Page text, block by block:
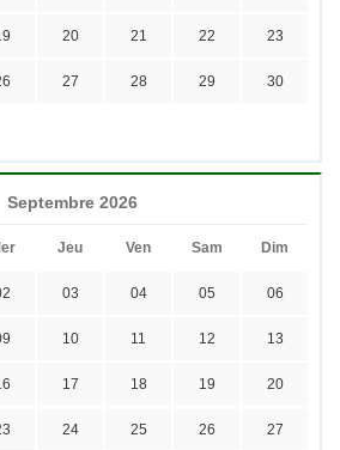
20 21 22 23
27 28 29 30
Septembre 2026
Jeu Ven Sam Dim
03 04 05 06
10 11 12 13
17 18 19 20
24 25 26 27